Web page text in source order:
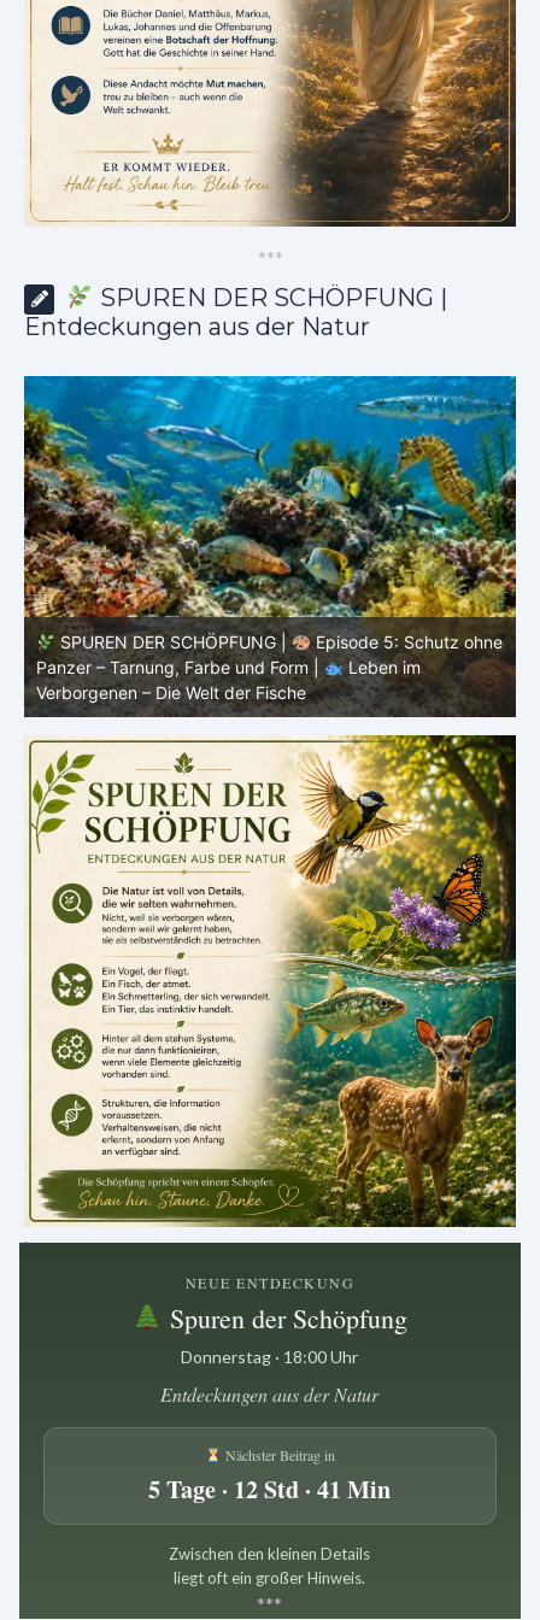
***
SPUREN DER SCHÖPFUNG |
Entdeckungen aus der Natur
SPUREN DER SCHÖPFUNG |
Episode 4: Kalt, aber
lebendig – Leben ohne konstante Körpertemperatur |
Leben im Verborgenen – Die Welt der Fische
.
NEUE ENTDECKUNG
Spuren der Schöpfung
Donnerstag · 18:00 Uhr
Entdeckungen aus der Natur
Nächster Beitrag in
5 Tage · 12 Std · 41 Min
Zwischen den kleinen Details
liegt oft ein großer Hinweis.
***